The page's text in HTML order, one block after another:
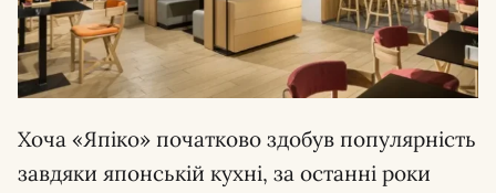
Хоча «Япіко» початково здобув популярність
завдяки японській кухні, за останні роки